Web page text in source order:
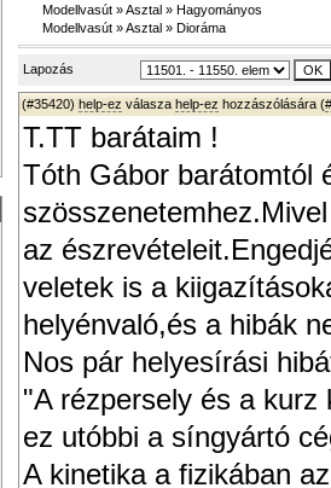
Modellvasút »Asztal » Hagyományos
Modellvasút »Asztal » Dioráma
Lapozás
(#35420) help-ez válasza help-ez hozzászólására (
T.TT barátaim !
Tóth Gábor barátomtól
az
veletek is a
helyénvaló,és a hibák
Nos pár helyesírási
"A rézpersely és a
ez utóbbi a síngyártó
A kinetika a fizikában